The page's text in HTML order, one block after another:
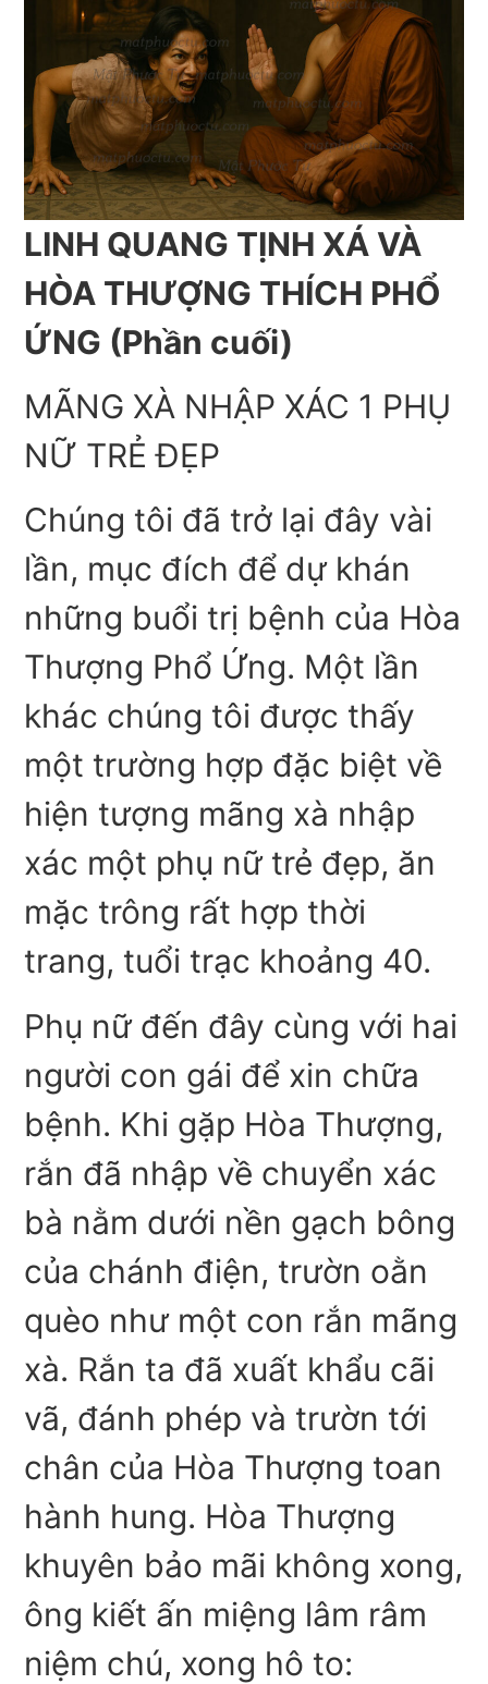
LINH QUANG TỊNH XÁ VÀ
HÒA THƯỢNG THÍCH PHỔ
ỨNG (Phần cuối)
MÃNG XÀ NHẬP XÁC 1 PHỤ
NỮ TRẺ ĐẸP
Chúng tôi đã trở lại đây vài
lần, mục đích để dự khán
những buổi trị bệnh của Hòa
Thượng Phổ Ứng. Một lần
khác chúng tôi được thấy
một trường hợp đặc biệt về
hiện tượng mãng xà nhập
xác một phụ nữ trẻ đẹp, ăn
mặc trông rất hợp thời
trang, tuổi trạc khoảng 40.
Phụ nữ đến đây cùng với hai
người con gái để xin chữa
bệnh. Khi gặp Hòa Thượng,
rắn đã nhập về chuyển xác
bà nằm dưới nền gạch bông
của chánh điện, trườn oằn
quèo như một con rắn mãng
xà. Rắn ta đã xuất khẩu cãi
vã, đánh phép và trườn tới
chân của Hòa Thượng toan
hành hung. Hòa Thượng
khuyên bảo mãi không xong,
ông kiết ấn miệng lâm râm
niệm chú, xong hô to: